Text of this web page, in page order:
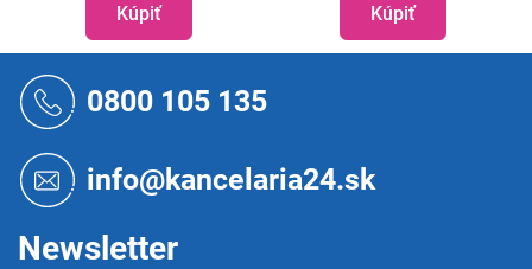
Kúpiť Kúpiť
0800 105 135
info@kancelaria24.sk
Newsletter